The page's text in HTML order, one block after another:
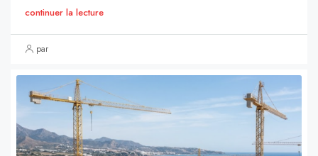
continuer la lecture
par